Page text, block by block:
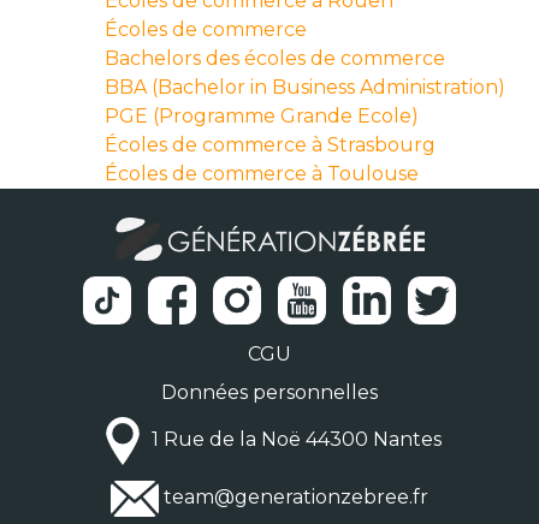
Écoles de commerce
Bachelors des écoles de commerce
BBA (Bachelor in Business Administration)
PGE (Programme Grande Ecole)
Écoles de commerce à Strasbourg
Écoles de commerce à Toulouse
CGU
Données personnelles
1 Rue de la Noë 44300 Nantes
team@generationzebree.fr